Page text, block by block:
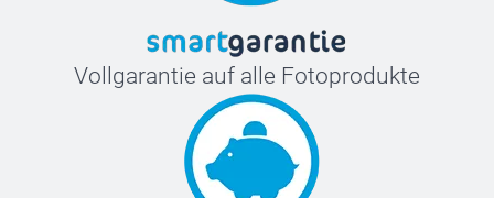
Vollgarantie auf alle Fotoprodukte